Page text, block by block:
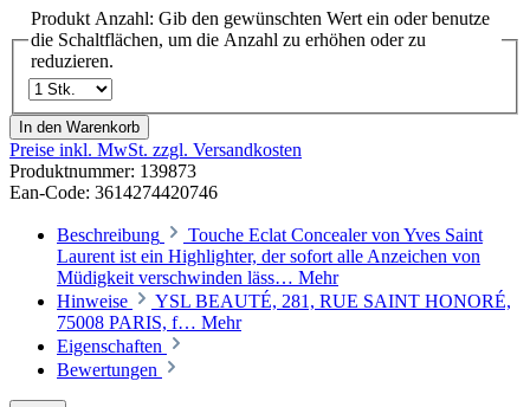
Produkt Anzahl: Gib den gewünschten Wert ein oder benutze
die Schaltflächen, um die Anzahl zu erhöhen oder zu
reduzieren.
In den Warenkorb
Preise inkl. MwSt. zzgl. Versandkosten
Produktnummer: 139873
Ean-Code: 3614274420746
Beschreibung
Touche Eclat Concealer von Yves Saint
Laurent ist ein Highlighter, der sofort alle Anzeichen von
Müdigkeit verschwinden läss… Mehr
Hinweise
YSL BEAUTÉ, 281, RUE SAINT HONORÉ,
75008 PARIS, f… Mehr
Eigenschaften
Bewertungen